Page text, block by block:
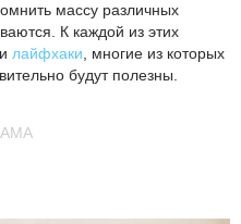
массу различных
К каждой из этих
лайфхаки , многие из которых
будут полезны.